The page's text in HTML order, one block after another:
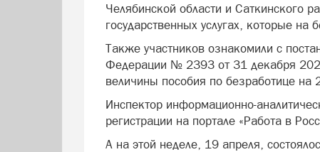
Челябинской области и Саткинского
государственных услугах, которые на
Также участников ознакомили с
Федерации № 2393 от 31 декабря
величины пособия по безработице на
Инспектор информационно-
регистрации на портале «Работа в
А на этой неделе, 19 апреля,